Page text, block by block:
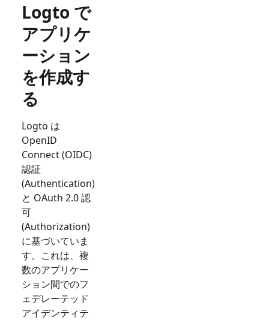
Logto で
アプリケ
ーション
を作成す
る
Logto は
OpenID
Connect (OIDC)
認証
(Authentication)
と OAuth 2.0 認
可
(Authorization)
に基づいていま
す。これは、複
数のアプリケー
ション間でのフ
ェデレーテッド
アイデンティテ